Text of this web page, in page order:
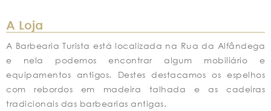
A Loja
A Barbearia Turista está localizada na Rua da Alfândega
e nela podemos encontrar algum mobiliário e
equipamentos antigos. Destes destacamos os espelhos
com rebordos em madeira talhada e as cadeiras
tradicionais das barbearias antigas.